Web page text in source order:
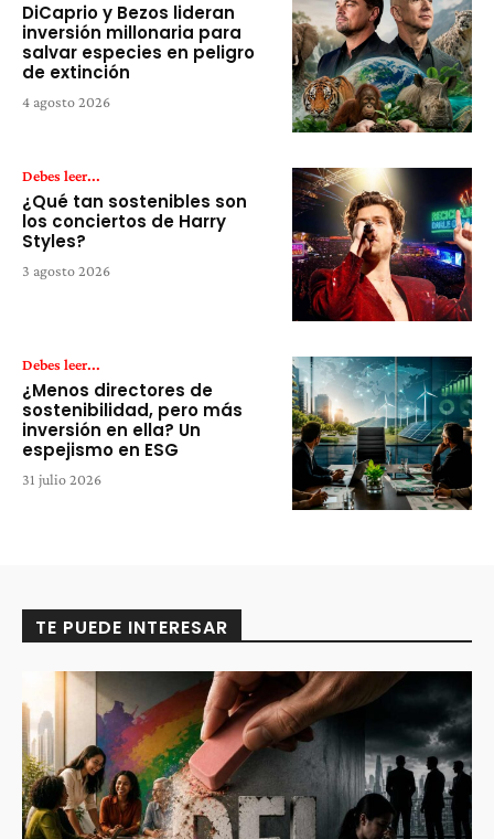
DiCaprio y Bezos lideran
inversión millonaria para
salvar especies en peligro
de extinción
4 agosto 2026
Debes leer...
¿Qué tan sostenibles son
los conciertos de Harry
Styles?
3 agosto 2026
Debes leer...
¿Menos directores de
sostenibilidad, pero más
inversión en ella? Un
espejismo en ESG
31 julio 2026
TE PUEDE INTERESAR